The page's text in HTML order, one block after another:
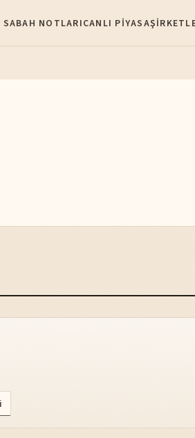
SABAH NOTLARICANLI PIYASA